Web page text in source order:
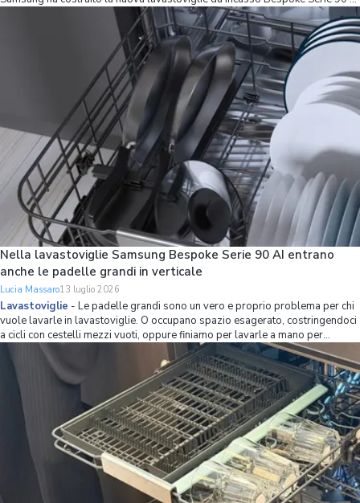
partendo proprio da questo principio, combinando una classe energetica A
Nella lavastoviglie Samsung Bespoke Serie 90 AI entrano
anche le padelle grandi in verticale
Lucia Massaro13 luglio 2026
Lavastoviglie - Le padelle grandi sono un vero e proprio problema per chi
vuole lavarle in lavastoviglie. O occupano spazio esagerato, costringendoci
a cicli con cestelli mezzi vuoti, oppure finiamo per lavarle a mano per
mettere più stoviglie possibile in lavastoviglie. Se non volete avere più
questo problema,